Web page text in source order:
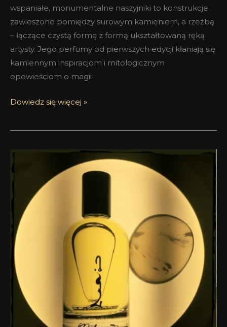
wspaniałe, monumentalne naszyjniki to konstrukcje
zawieszone pomiędzy surowym kamieniem, a rzeźbą
– łączące czystą formę z formą ukształtowaną ręką
artysty. Jego perfumy od pierwszych edycji kłaniają się
kamiennym inspiracjom i mitologicznym
opowieściom o magii
Dowiedz się więcej »
czyli
nirwana
według
Oliviera
Durbano